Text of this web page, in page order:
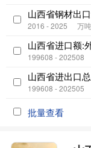
山西省钢材出
2016 - 2025 万吨
山西省进口额:
199608 - 202508
山西省进出口
199608 - 202505
批量查看